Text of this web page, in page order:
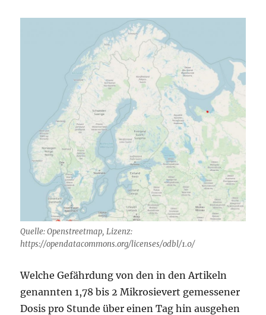
Quelle: Openstreetmap, Lizenz:
https://opendatacommons.org/licenses/odbl/1.0/
Welche Gefährdung von den in den Artikeln
genannten 1,78 bis 2 Mikrosievert gemessener
Dosis pro Stunde über einen Tag hin ausgehen